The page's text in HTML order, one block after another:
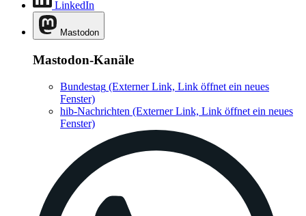
LinkedIn
Mastodon
Mastodon-Kanäle
Bundestag (Externer Link, Link öffnet ein neues
Fenster)
hib-Nachrichten (Externer Link, Link öffnet ein neues
Fenster)